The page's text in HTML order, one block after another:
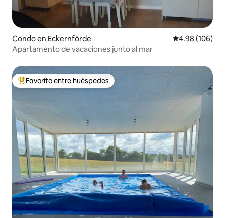
Condo en Eckernförde Calificación
4.98 (106)
Apartamento de vacaciones junto al mar
Favorito entre huéspedes preferido
Favorito entre huéspedes